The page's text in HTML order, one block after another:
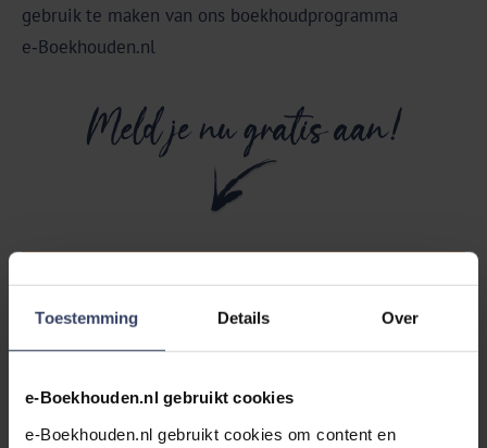
Toestemming Details Over
e-Boekhouden.nl gebruikt cookies
e-Boekhouden.nl gebruikt cookies om content en
gebruik te maken van ons boekhoudprogramma
e‑Boekhouden.nl
Het verschil tussen de current ratio